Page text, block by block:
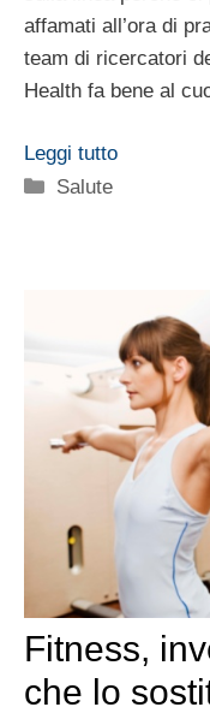
affamati all’ora di
team di ricercatori
Health fa bene al
Leggi tutto
Categorie
Salute
Fitness,
che lo